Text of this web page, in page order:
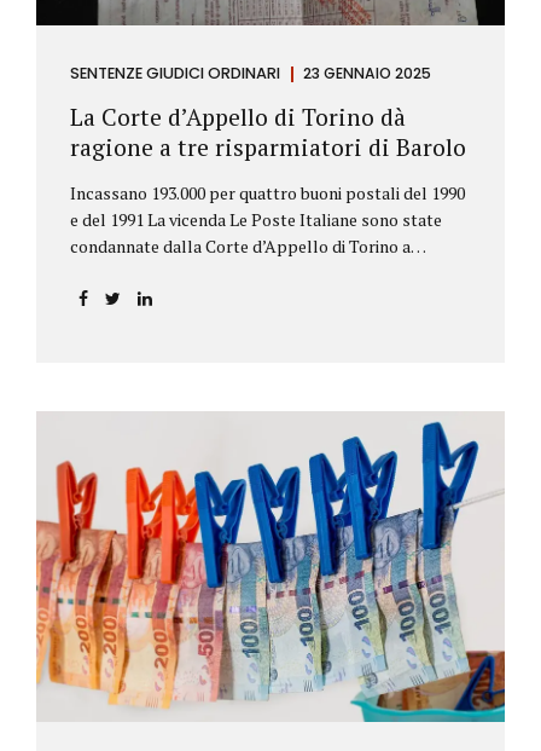
SENTENZE GIUDICI ORDINARI 23 GENNAIO 2025
La Corte d’Appello di Torino dà
ragione a tre risparmiatori di Barolo
Incassano 193.000 per quattro buoni postali del 1990
e del 1991 La vicenda Le Poste Italiane sono state
condannate dalla Corte d’Appello di Torino a
per oltre 193.000,00 euro: la sentenza ribalta la
causa di una modifica dei rendimenti risalente al 1986,
precedente alla loro sottoscrizione, e di un timbro
che Poste aveva messo sopra la tabella, la quale
riportava un generico...